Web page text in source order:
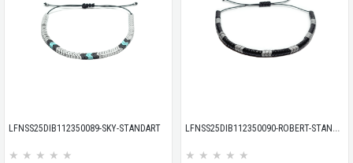
LFNSS25DIB112350089-SKY-STANDART
★ ★ ★ ★ ★
LFNSS25DIB112350090-ROBERT-STANDART
★ ★ ★ ★ ★